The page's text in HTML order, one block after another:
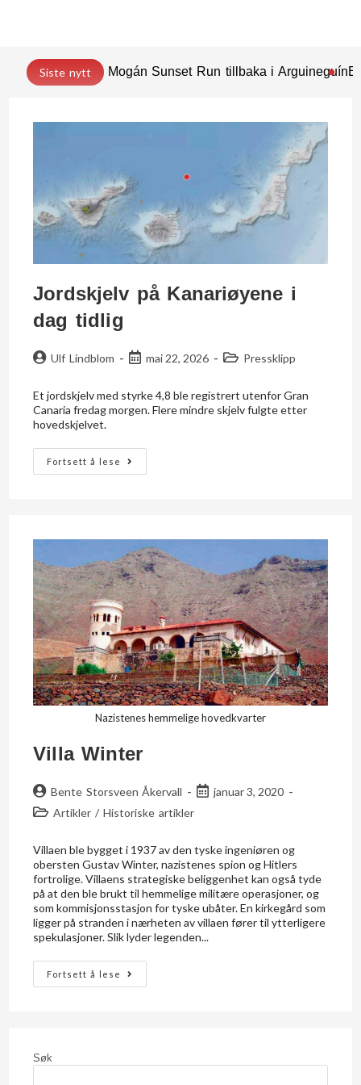
Siste nytt Mogán Sunset Run tillbaka i Arguineguín
Jordskjelv på Kanariøyene i
dag tidlig
Ulf Lindblom mai 22, 2026 Pressklipp
Et jordskjelv med styrke 4,8 ble registrert utenfor Gran
Canaria fredag morgen. Flere mindre skjelv fulgte etter
hovedskjelvet.
Fortsett å lese
Nazistenes hemmelige hovedkvarter
Villa Winter
Bente Storsveen Åkervall
januar 3, 2020
Artikler / Historiske artikler
Villaen ble bygget i 1937 av den tyske ingeniøren og
obersten Gustav Winter, nazistenes spion og Hitlers
fortrolige. Villaens strategiske beliggenhet kan også tyde
på at den ble brukt til hemmelige militære operasjoner, og
som kommisjonsstasjon for tyske ubåter. En kirkegård som
ligger på stranden i nærheten av villaen fører til ytterligere
spekulasjoner. Slik lyder legenden...
Fortsett å lese
Søk